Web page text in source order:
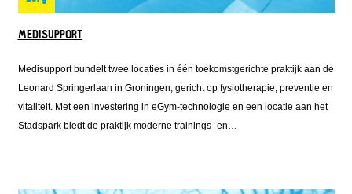
MEDISUPPORT
Medisupport bundelt twee locaties in één toekomstgerichte praktijk aan de
Leonard Springerlaan in Groningen, gericht op fysiotherapie, preventie en
vitaliteit. Met een investering in eGym-technologie en een locatie aan het
Stadspark biedt de praktijk moderne trainings- en